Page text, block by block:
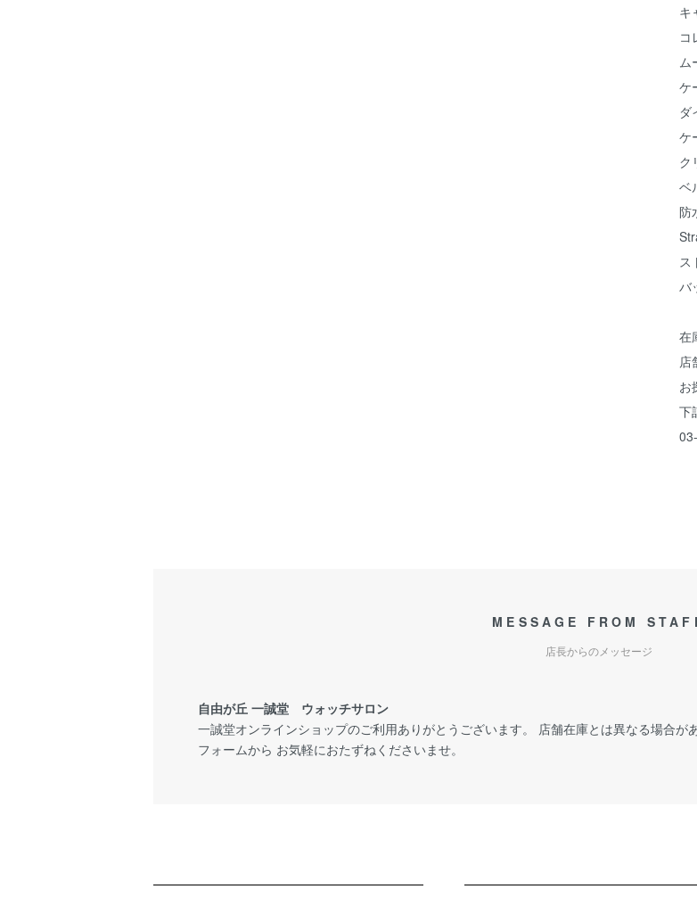
キ
コ
ム
ケ
ダ
ケ
ク
ベ
防
ス
バ
在
店
お
下
MESSAGE FROM
店長からのメッセージ
自由が丘 一誠堂 ウォッチサロン
一誠堂オンラインショップのご利用ありがとうございます。 店舗在庫とは異なる場合
フォームから お気軽におたずねくださいませ。